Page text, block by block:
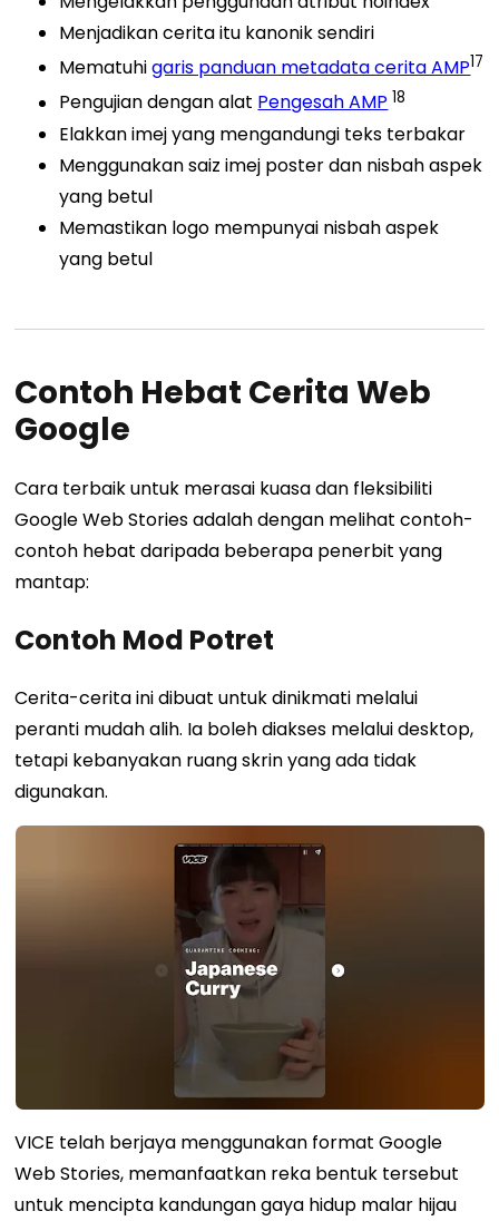
Menjadikan cerita itu kanonik sendiri
Mematuhigaris panduan metadata cerita AMP17
Pengujian denganalat Pengesah AMP 18
Elakkan imej yang mengandungi teks terbakar
Menggunakan saiz imej poster dan nisbah aspek
yang betul
Memastikan logo mempunyai nisbah aspek
yang betul
Contoh Hebat Cerita Web
Google
Cara terbaik untuk merasai kuasa dan fleksibiliti
Google Web Stories adalah dengan melihat contoh-
contoh hebat daripada beberapa penerbit yang
mantap:
Contoh Mod Potret
Cerita-cerita ini dibuat untuk dinikmati melalui
peranti mudah alih. Ia boleh diakses melalui desktop,
tetapi kebanyakan ruang skrin yang ada tidak
digunakan.
VICE telah berjaya menggunakan format Google
Web Stories, memanfaatkan reka bentuk tersebut
untuk mencipta kandungan gaya hidup malar hijau